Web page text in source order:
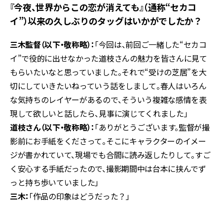
――『今夜、世界からこの恋が消えても』（通称“セカコ
イ”）以来の久しぶりのタッグはいかがでしたか？
三木監督（以下・敬称略）： 「今回は、前回ご一緒した“セカコ
イ”で役的に出せなかった道枝さんの魅力を皆さんに見て
もらいたいなと思っていました。それで“受けの芝居”を大
切にしていきたいねっていう話をしまして。春人はいろん
な気持ちのレイヤーがあるので、そういう複雑な感情を表
現して欲しいと話したら、見事に演じてくれました」
道枝さん（以下・敬称略）： 「ありがとうございます。監督が撮
影前にお手紙をくださって。そこにキャラクターのイメー
ジが書かれていて、現場でも合間に読み返したりして。すご
く安心する手紙だったので、撮影期間中は台本に挟んでず
っと持ち歩いていました」
三木： 「作品の印象はどうだった？」